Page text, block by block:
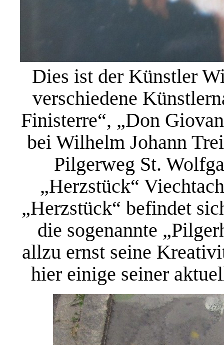
Dies ist der Künstler
verschiedene
Finisterre“, „Don
bei Wilhelm Johann
Pilgerweg St.
„Herzstück“
„Herzstück“ befindet
die sogenannte
allzu ernst seine
hier einige seiner